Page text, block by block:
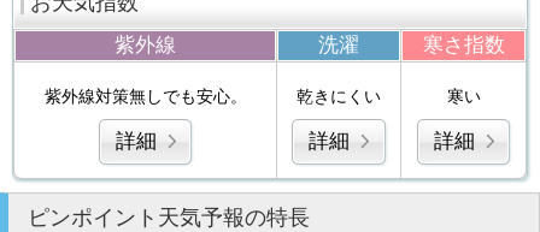
紫外線 洗濯 寒さ指数
紫外線対策無しでも安心。
詳細
乾きにくい
詳細
寒い
詳細
ピンポイント天気予報の特長